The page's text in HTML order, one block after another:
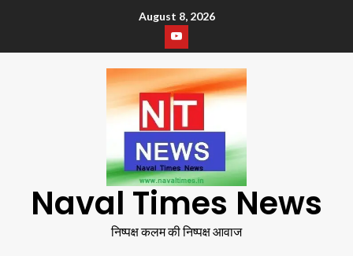
August 8, 2026
Naval Times News
निष्पक्ष कलम की निष्पक्ष आवाज